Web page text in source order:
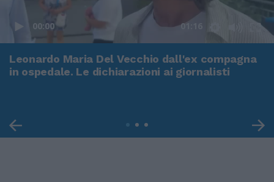
00:00 01:16
Leonardo Maria Del Vecchio dall'ex compagna
in ospedale. Le dichiarazioni ai giornalisti